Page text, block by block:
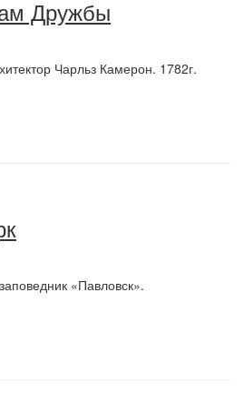
Дружбы
Чарльз Камерон. 1782г.
«Павловск».